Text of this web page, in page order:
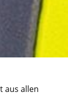
aus allen